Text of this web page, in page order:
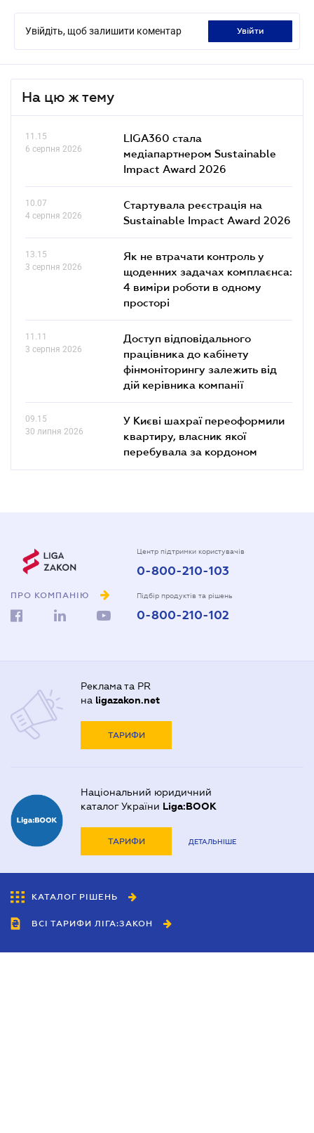
Увійдіть, щоб залишити коментар увійти
На цю ж тему
11.15
6 серпня 2026
LIGA360 стала
медіапартнером Sustainable
Impact Award 2026
10.07
4 серпня 2026
Стартувала реєстрація на
Sustainable Impact Award 2026
13.15
3 серпня 2026
Як не втрачати контроль у
щоденних задачах комплаєнса:
4 виміри роботи в одному
просторі
11.11
3 серпня 2026
Доступ відповідального
працівника до кабінету
фінмоніторингу залежить від
дій керівника компанії
09.15
30 липня 2026
У Києві шахраї переоформили
квартиру, власник якої
перебувала за кордоном
ПРО КОМПАНІЮ
Центр підтримки користувачів
0-800-210-103
Підбір продуктів та рішень
0-800-210-102
Реклама та PR
на ligazakon.net
ТАРИФИ
Національний юридичний
каталог України Liga:BOOK
ТАРИФИ ДЕТАЛЬНІШЕ
КАТАЛОГ РІШЕНЬ
ВСІ ТАРИФИ ЛІГА:ЗАКОН